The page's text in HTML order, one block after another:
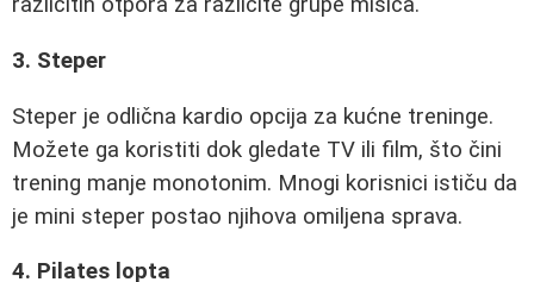
različitih otpora za različite grupe mišića.
3. Steper
Steper je odlična kardio opcija za kućne treninge.
Možete ga koristiti dok gledate TV ili film, što čini
trening manje monotonim. Mnogi korisnici ističu da
je mini steper postao njihova omiljena sprava.
4. Pilates lopta